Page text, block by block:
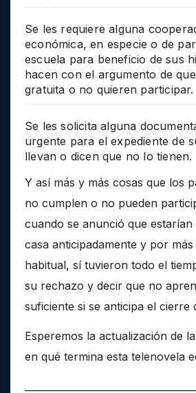
Se les requiere alguna
económica, en especie o de
escuela para beneficio de sus
hacen con el argumento de
gratuita o no quieren participar.
Se les solicita alguna
urgente para el expediente de
llevan o dicen que no lo tienen.
Y así más y más cosas que los
no cumplen o no pueden
cuando se anunció que estarían
casa anticipadamente y por
habitual, sí tuvieron todo el
su rechazo y decir que no
suficiente si se anticipa el cierre
Esperemos la actualización de
en qué termina esta telenovela